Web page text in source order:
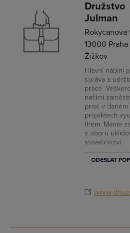
Družstvo
Julman
Rokycanova
13000 Praha
Žižkov
Hlavní náplní
správa a
práce.
našimi
praxi v
projektech
firem. Máme
v oboru
stavebnictví.
ODESLAT